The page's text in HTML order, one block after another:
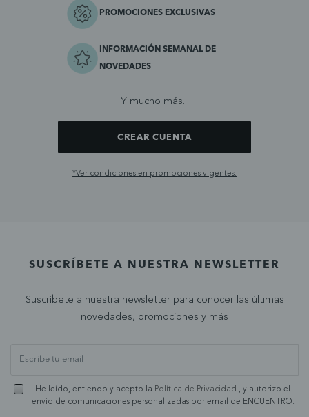
PROMOCIONES EXCLUSIVAS
INFORMACIÓN SEMANAL DE
NOVEDADES
Y mucho más...
CREAR CUENTA
*Ver condiciones en promociones vigentes.
SUSCRÍBETE A NUESTRA NEWSLETTER
Suscríbete a nuestra newsletter para conocer las últimas
novedades, promociones y más
He leído, entiendo y acepto la Política de Privacidad , y autorizo el
envío de comunicaciones personalizadas por email de ENCUENTRO.